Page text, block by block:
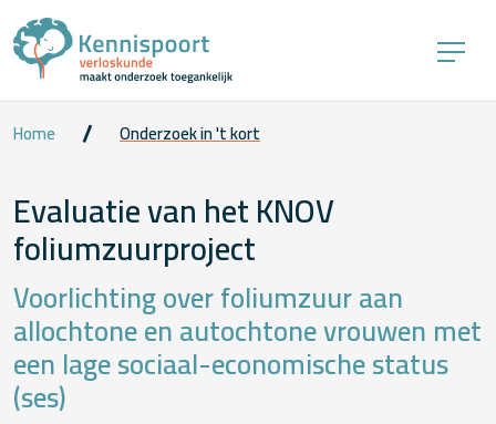
Home Onderzoek in 't kort
Evaluatie van het KNOV
foliumzuurproject
Voorlichting over foliumzuur aan
allochtone en autochtone vrouwen met
een lage sociaal-economische status
(ses)